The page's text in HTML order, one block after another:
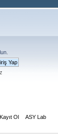
Kayıt Ol ASY Lab